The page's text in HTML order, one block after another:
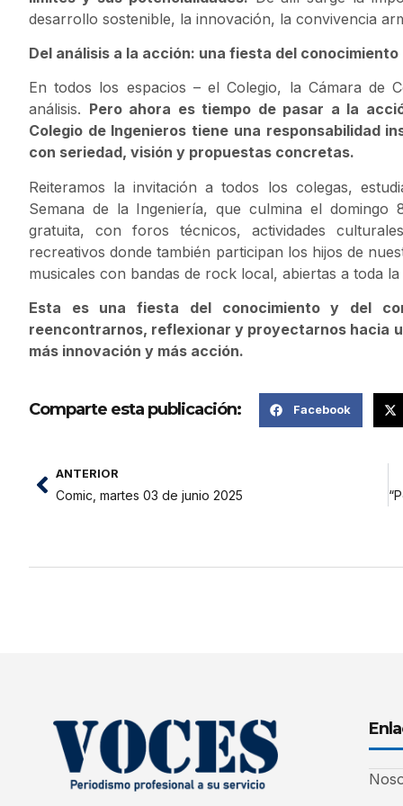
desarrollo sostenible, la innovación, la convivencia
Del análisis a la acción: una fiesta del conocimiento
En todos los espacios – el Colegio, la Cámara de
análisis. Pero ahora es tiempo de pasar a la
Colegio de Ingenieros tiene una responsabilidad
con seriedad, visión y propuestas concretas.
Reiteramos la invitación a todos los colegas,
Semana de la Ingeniería, que culmina el
gratuita, con foros técnicos, actividades
recreativos donde también participan los hijos de
musicales con bandas de rock local, abiertas a toda la
Esta es una fiesta del conocimiento y del
reencontrarnos, reflexionar y proyectarnos hacia
más innovación y más acción.
Comparte esta publicación: Facebook
ANTERIOR
Comic, martes 03 de junio 2025